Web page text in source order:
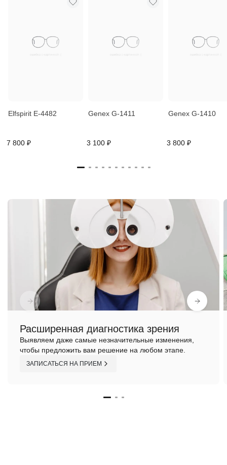
Elfspirit E-4482
7 800 ₽
Genex G-1411
3 100 ₽
Genex G-1410
3 800 ₽
Расширенная диагностика зрения
Выявляем даже самые незначительные изменения,
чтобы предложить вам решение на любом этапе.
ЗАПИСАТЬСЯ НА ПРИЕМ